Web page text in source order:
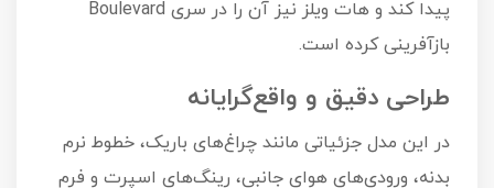
پیدا کند و هات ویلز نیز آن را در سری Boulevard
بازآفرینی کرده است.
طراحی دقیق و واقع‌گرایانه
در این مدل جزئیاتی مانند چراغ‌های باریک، خطوط نرم
بدنه، ورودی‌های هوای جانبی، رینگ‌های اسپرت و فرم